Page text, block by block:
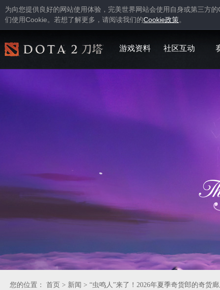
为向您提供良好的网站使用体验，完美世界网站会使用自身或第三方的
们使用Cookie。若想了解更多，请阅读我们的Cookie政策。
游戏资料 社区互动
您的位置： 首页 > 新闻 > “虫鸣人”来了！2026年夏季奇货郎的奇货